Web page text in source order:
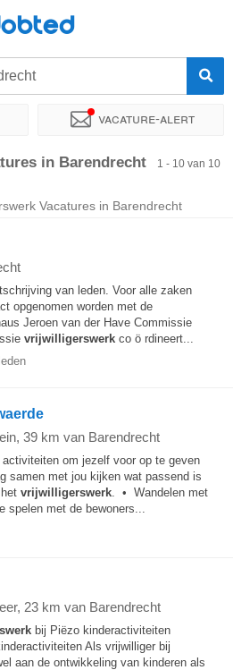
Vacature-alert
Soort dienstverband Werkuren
in Barendrecht 1 - 10 van 10
Vacatures in Barendrecht
van leden. Voor alle zaken
opgenomen worden met de
Jeroen van der Have Commissie
vrijwilligerswerk co ö rdineert...
, 39 km van Barendrecht
om jezelf voor op te geven
samen met jou kijken wat passend is
vrijwilligerswerk. • Wandelen met
spelen met de bewoners...
, 23 km van Barendrecht
bij Piëzo kinderactiviteiten
Als vrijwilliger bij
aan de ontwikkeling van kinderen als